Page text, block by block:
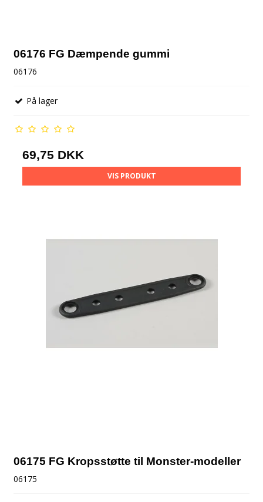
06176 FG Dæmpende gummi
06176
På lager
69,75 DKK
VIS PRODUKT
06175 FG Kropsstøtte til Monster-modeller
06175